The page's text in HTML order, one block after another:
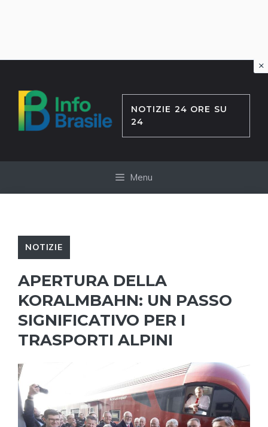
contenuto
NOTIZIE 24 ORE SU
24
Menu
NOTIZIE
APERTURA DELLA
KORALMBAHN: UN PASSO
SIGNIFICATIVO PER I
TRASPORTI ALPINI
×